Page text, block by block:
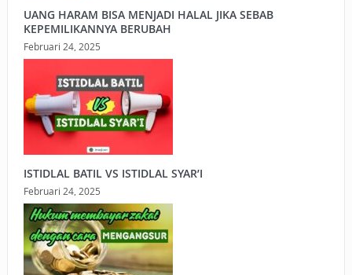
UANG HARAM BISA MENJADI HALAL JIKA SEBAB
KEPEMILIKANNYA BERUBAH
Februari 24, 2025
ISTIDLAL BATIL VS ISTIDLAL SYAR’I
Februari 24, 2025